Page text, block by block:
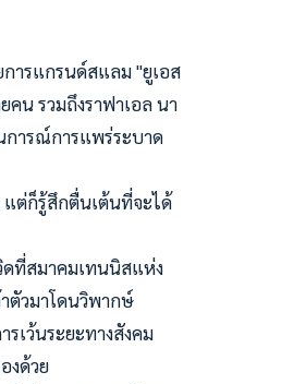
การแกรนด์สแลม "ยูเอส
น รวมถึงราฟาเอล นา
การณ์การแพร่ระบาด
แต่ก็รู้สึกตื่นเต้นที่จะได้
ดที่สมาคมเทนนิสแห่ง
ตัวมาโดนวิพากษ์
เว้นระยะทางสังคม
งด้วย